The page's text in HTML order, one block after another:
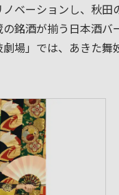
ベーションし、秋
銘酒が揃う日本酒バ
場」では、あきた舞